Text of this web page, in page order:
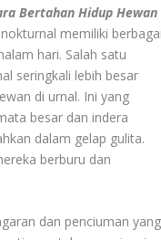
Bertahan Hidup Hewan
memiliki
hari. Salah satu
seringkali lebih besar
di urnal. Ini yang
besar dan indera
dalam gelap gulita.
berburu dan
dan penciuman yang